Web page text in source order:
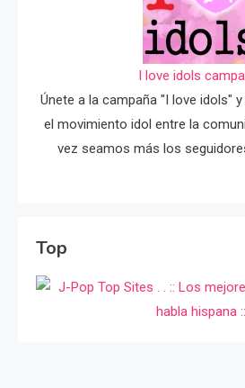
I love idols
Únete a la campaña "I love idols"
el movimiento idol entre la
vez seamos más los
Top